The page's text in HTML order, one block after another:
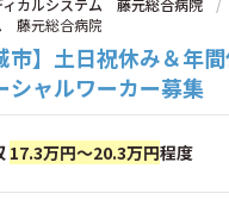
ィカルシステム 藤元総合病院
藤元総合病院
市】土日祝休み＆年
ャルワーカー募集
17.3万円～20.3万円程度